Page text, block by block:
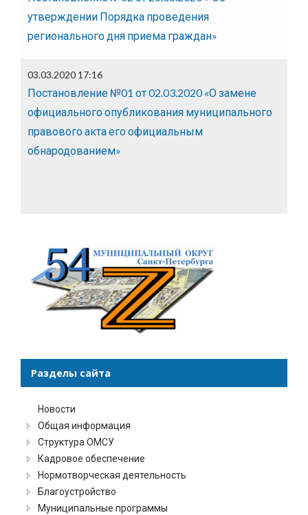
утверждении Порядка проведения
регионального дня приема граждан»
03.03.2020 17:16
Постановление №01 от 02.03.2020 «О замене
официального опубликования муниципального
правового акта его официальным
обнародованием»
Разделы сайта
Новости
Общая информация
Структура ОМСУ
Кадровое обеспечение
Нормотворческая деятельность
Благоустройство
Муниципальные программы